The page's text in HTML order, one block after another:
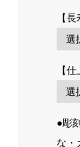
【
【
●彫
な・